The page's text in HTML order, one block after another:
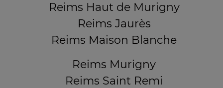
Reims Haut de Murigny
Reims Jaurès
Reims Maison Blanche
Reims Murigny
Reims Saint Remi